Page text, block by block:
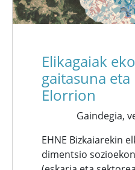
Elikagaiak
gaitasuna
Elorrion
Gaindegia,
EHNE Bizkaiarekin
dimentsio